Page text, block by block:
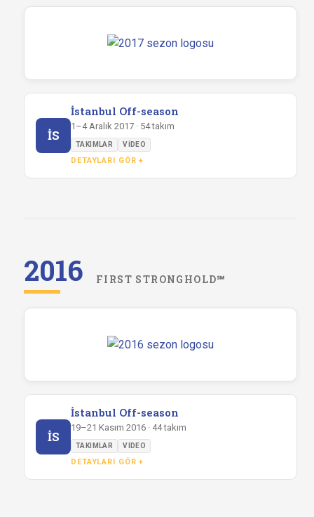
İS
İstanbul Off-season
1–4 Aralık 2017 · 54 takım
TAKIMLAR VIDEO
DETAYLARI GÖR +
2016 FIRST STRONGHOLD℠
İS
İstanbul Off-season
19–21 Kasım 2016 · 44 takım
TAKIMLAR VIDEO
DETAYLARI GÖR +